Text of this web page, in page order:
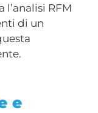
l’analisi RFM
di un
e